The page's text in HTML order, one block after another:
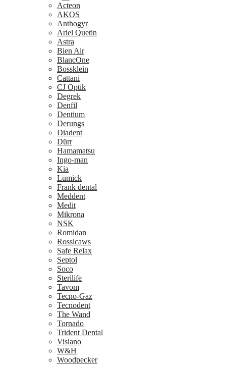
Acteon
AKOS
Anthogyr
Ariel Quetin
Astra
Bien Air
BlancOne
Bossklein
Cattani
CJ Optik
Degrek
Denfil
Dentium
Derungs
Diadent
Dürr
Hamamatsu
Ingo-man
Kia
Lumick
Frank dental
Meddent
Medit
Mikrona
NSK
Romidan
Rossicaws
Safe Relax
Septol
Soco
Sterilife
Tavom
Tecno-Gaz
Tecnodent
The Wand
Tornado
Trident Dental
Visiano
W&H
Woodpecker